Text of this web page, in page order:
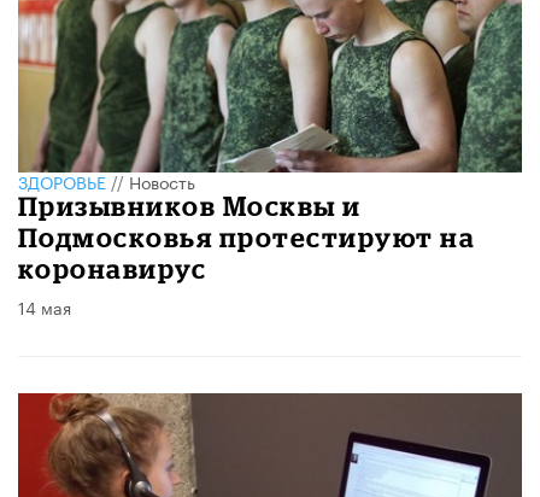
ЗДОРОВЬЕ//Новость
Призывников Москвы и
Подмосковья протестируют на
коронавирус
14 мая